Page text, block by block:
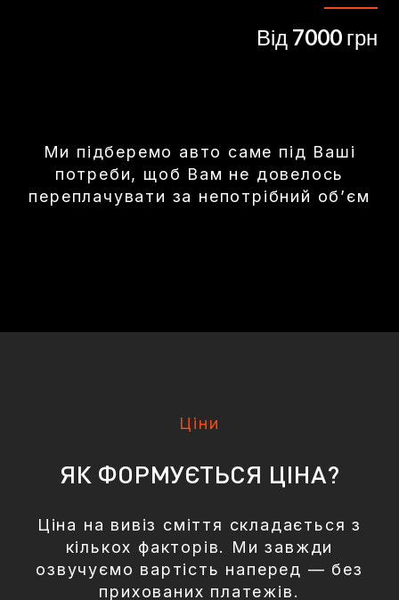
Від 7000 грн
Ми підберемо авто саме під Ваші
потреби, щоб Вам не довелось
переплачувати за непотрібний обʼєм
Ціни
ЯК ФОРМУЄТЬСЯ ЦІНА?
Ціна на вивіз сміття складається з
кількох факторів. Ми завжди
озвучуємо вартість наперед — без
прихованих платежів.